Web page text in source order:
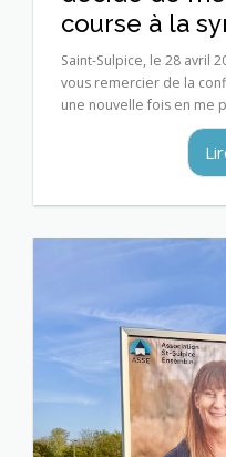
course à la
Saint-Sulpice, le 28 avril
vous remercier de la
une nouvelle fois en me